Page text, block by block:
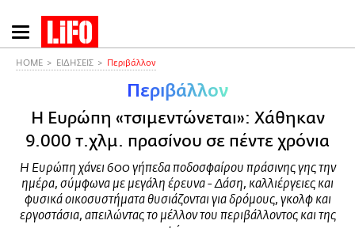
Παράκαμψη
προς
HOME ΕΙΔΗΣΕΙΣ Περιβάλλον
Περιβάλλον
Η Ευρώπη «τσιμεντώνεται»: Χάθηκαν
9.000 τ.χλμ. πρασίνου σε πέντε χρόνια
Η Ευρώπη χάνει 600 γήπεδα ποδοσφαίρου πράσινης γης την
ημέρα, σύμφωνα με μεγάλη έρευνα - Δάση, καλλιέργειες και
φυσικά οικοσυστήματα θυσιάζονται για δρόμους, γκολφ και
εργοστάσια, απειλώντας το μέλλον του περιβάλλοντος και της